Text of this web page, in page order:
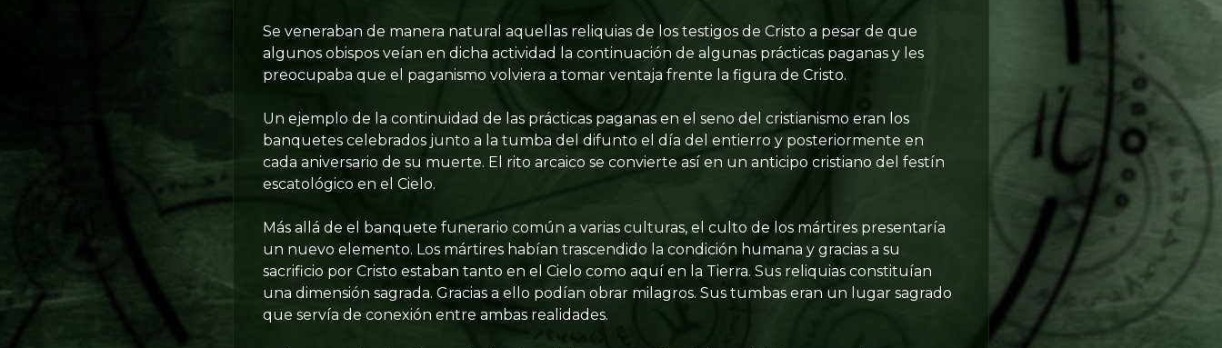
Se veneraban de manera natural aquellas reliquias de los testigos de Cristo a pesar de que
algunos obispos veían en dicha actividad la continuación de algunas prácticas paganas y les
preocupaba que el paganismo volviera a tomar ventaja frente la figura de Cristo.
Un ejemplo de la continuidad de las prácticas paganas en el seno del cristianismo eran los
banquetes celebrados junto a la tumba del difunto el día del entierro y posteriormente en
cada aniversario de su muerte. El rito arcaico se convierte así en un anticipo cristiano del festín
escatológico en el Cielo.
Más allá de el banquete funerario común a varias culturas, el culto de los mártires presentaría
un nuevo elemento. Los mártires habían trascendido la condición humana y gracias a su
sacrificio por Cristo estaban tanto en el Cielo como aquí en la Tierra. Sus reliquias constituían
una dimensión sagrada. Gracias a ello podían obrar milagros. Sus tumbas eran un lugar sagrado
que servía de conexión entre ambas realidades.